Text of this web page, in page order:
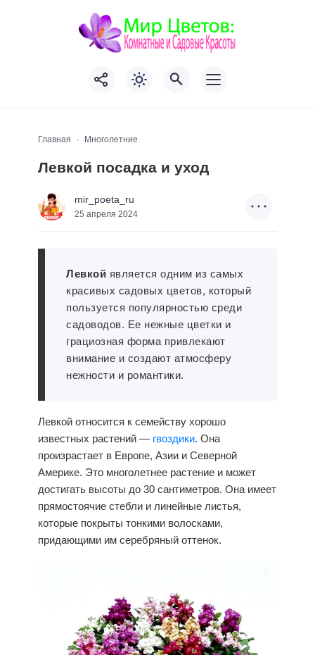
Главная Многолетние
Левкой посадка и уход
mir_poeta_ru
25 апреля 2024
Левкой является одним из самых
красивых садовых цветов, который
пользуется популярностью среди
садоводов. Ее нежные цветки и
грациозная форма привлекают
внимание и создают атмосферу
нежности и романтики.
Левкой относится к семейству хорошо
известных растений — гвоздики. Она
произрастает в Европе, Азии и Северной
Америке. Это многолетнее растение и может
достигать высоты до 30 сантиметров. Она имеет
прямостоячие стебли и линейные листья,
которые покрыты тонкими волосками,
придающими им серебряный оттенок.